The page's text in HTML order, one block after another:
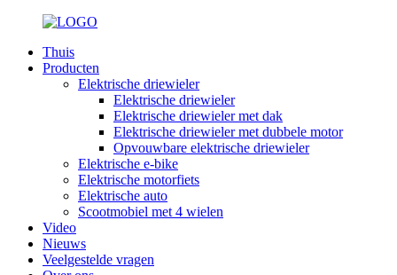
Thuis
Producten
Elektrische driewieler
Elektrische driewieler
Elektrische driewieler met dak
Elektrische driewieler met dubbele motor
Opvouwbare elektrische driewieler
Elektrische e-bike
Elektrische motorfiets
Elektrische auto
Scootmobiel met 4 wielen
Video
Nieuws
Veelgestelde vragen